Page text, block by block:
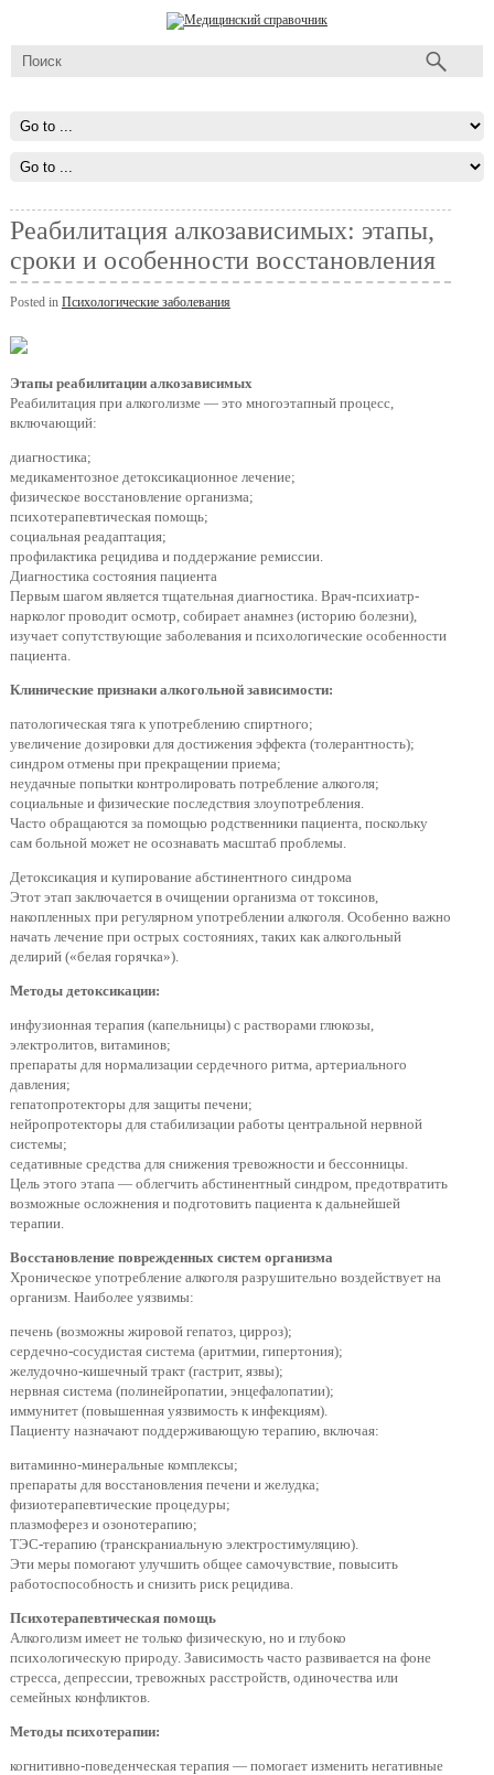
Реабилитация алкозависимых: этапы,
сроки и особенности восстановления
Posted in Психологические заболевания
Этапы реабилитации алкозависимых
Реабилитация при алкоголизме — это многоэтапный процесс,
включающий:
диагностика;
медикаментозное детоксикационное лечение;
физическое восстановление организма;
психотерапевтическая помощь;
социальная реадаптация;
профилактика рецидива и поддержание ремиссии.
Диагностика состояния пациента
Первым шагом является тщательная диагностика. Врач-психиатр-
нарколог проводит осмотр, собирает анамнез (историю болезни),
изучает сопутствующие заболевания и психологические особенности
пациента.
Клинические признаки алкогольной зависимости:
патологическая тяга к употреблению спиртного;
увеличение дозировки для достижения эффекта (толерантность);
синдром отмены при прекращении приема;
неудачные попытки контролировать потребление алкоголя;
социальные и физические последствия злоупотребления.
Часто обращаются за помощью родственники пациента, поскольку
сам больной может не осознавать масштаб проблемы.
Детоксикация и купирование абстинентного синдрома
Этот этап заключается в очищении организма от токсинов,
накопленных при регулярном употреблении алкоголя. Особенно важно
начать лечение при острых состояниях, таких как алкогольный
делирий («белая горячка»).
Методы детоксикации:
инфузионная терапия (капельницы) с растворами глюкозы,
электролитов, витаминов;
препараты для нормализации сердечного ритма, артериального
давления;
гепатопротекторы для защиты печени;
нейропротекторы для стабилизации работы центральной нервной
системы;
седативные средства для снижения тревожности и бессонницы.
Цель этого этапа — облегчить абстинентный синдром, предотвратить
возможные осложнения и подготовить пациента к дальнейшей
терапии.
Восстановление поврежденных систем организма
Хроническое употребление алкоголя разрушительно воздействует на
организм. Наиболее уязвимы:
печень (возможны жировой гепатоз, цирроз);
сердечно-сосудистая система (аритмии, гипертония);
желудочно-кишечный тракт (гастрит, язвы);
нервная система (полинейропатии, энцефалопатии);
иммунитет (повышенная уязвимость к инфекциям).
Пациенту назначают поддерживающую терапию, включая:
витаминно-минеральные комплексы;
препараты для восстановления печени и желудка;
физиотерапевтические процедуры;
плазмоферез и озонотерапию;
ТЭС-терапию (транскраниальную электростимуляцию).
Эти меры помогают улучшить общее самочувствие, повысить
работоспособность и снизить риск рецидива.
Психотерапевтическая помощь
Алкоголизм имеет не только физическую, но и глубоко
психологическую природу. Зависимость часто развивается на фоне
стресса, депрессии, тревожных расстройств, одиночества или
семейных конфликтов.
Методы психотерапии:
когнитивно-поведенческая терапия — помогает изменить негативные